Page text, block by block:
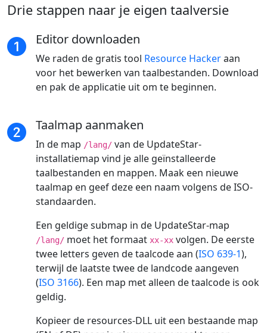
Drie stappen naar je eigen taalversie
Editor downloaden
We raden de gratis tool Resource Hackeraan
voor het bewerken van taalbestanden. Download
en pak de applicatie uit om te beginnen.
Taalmap aanmaken
In de map /lang/ van de UpdateStar-
installatiemap vind je alle geïnstalleerde
taalbestanden en mappen. Maak een nieuwe
taalmap en geef deze een naam volgens de ISO-
standaarden.
Een geldige submap in de UpdateStar-map
/lang/ moet het formaat xx-xx volgen. De eerste
twee letters geven de taalcode aan (ISO 639-1),
terwijl de laatste twee de landcode aangeven
(ISO 3166). Een map met alleen de taalcode is ook
geldig.
Kopieer de resources-DLL uit een bestaande map